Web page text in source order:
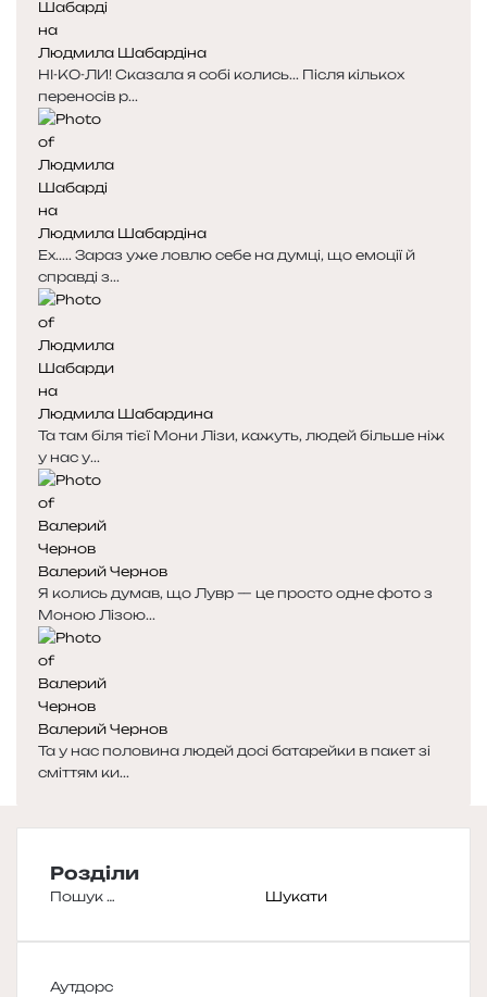
а
а
Людмила Шабардіна
НІ-КО-ЛИ! Сказала я собі колись... Після кількох
переносів р...
Людмила Шабардіна
Ех..... Зараз уже ловлю себе на думці, що емоції й
справді з...
Людмила Шабардина
Та там біля тієї Мони Лізи, кажуть, людей більше ніж
у нас у...
Валерий Чернов
Я колись думав, що Лувр — це просто одне фото з
Моною Лізою...
Валерий Чернов
Та у нас половина людей досі батарейки в пакет зі
сміттям ки...
Розділи
Пошук:
Аутдорс